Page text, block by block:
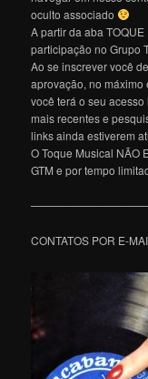
oculto associado
A partir da aba
participação no Grupo
Ao se inscrever você
aprovação, no máximo
você terá o seu
mais recentes e
links ainda estiverem
O Toque Musical NÃO
GTM e por tempo
CONTATOS POR E-